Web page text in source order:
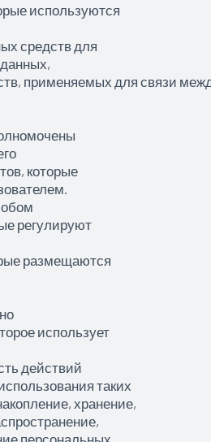
используются
средств для
применяемых для связи
которые
регулируют
размещаются
использует
действий
таких
хранение,
персональных